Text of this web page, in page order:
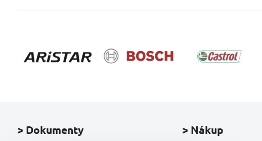
> Dokumenty > Nákup